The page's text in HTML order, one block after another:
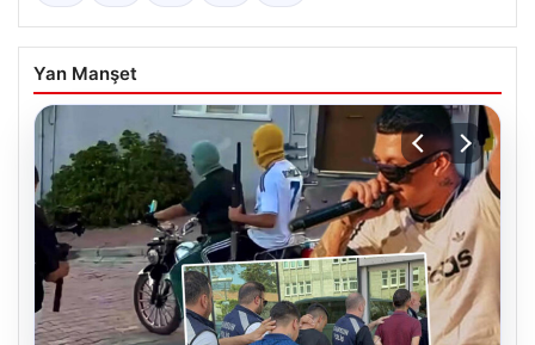
Yan Manşet